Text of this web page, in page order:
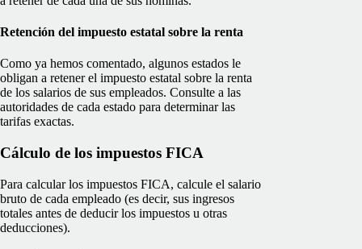
Retención del impuesto estatal sobre la renta
Como ya hemos comentado, algunos estados le
obligan a retener el impuesto estatal sobre la renta
de los salarios de sus empleados. Consulte a las
autoridades de cada estado para determinar las
tarifas exactas.
Cálculo de los impuestos FICA
Para calcular los impuestos FICA, calcule el salario
bruto de cada empleado (es decir, sus ingresos
totales antes de deducir los impuestos u otras
deducciones).